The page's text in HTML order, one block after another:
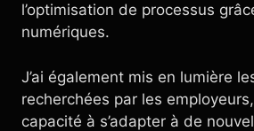
l’optimisation de processus
numériques.
J’ai également mis en lumière
recherchées par les
capacité à s’adapter à de